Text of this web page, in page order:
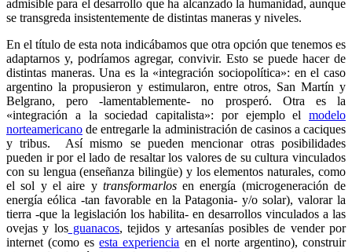
admisible para el desarrollo que ha alcanzado la humanidad, aunque
se transgreda insistentemente de distintas maneras y niveles.
En el título de esta nota indicábamos que otra opción que tenemos es
adaptarnos y, podríamos agregar, convivir. Esto se puede hacer de
distintas maneras. Una es la «integración sociopolítica»: en el caso
argentino la propusieron y estimularon, entre otros, San Martín y
Belgrano, pero -lamentablemente- no prosperó. Otra es la
«integración a la sociedad capitalista»: por ejemplo el modelo
norteamericano de entregarle la administración de casinos a caciques
y tribus. Así mismo se pueden mencionar otras posibilidades
pueden ir por el lado de resaltar los valores de su cultura vinculados
con su lengua (enseñanza bilingüe) y los elementos naturales, como
el sol y el aire y transformarlosen energía (microgeneración de
energía eólica -tan favorable en la Patagonia- y/o solar), valorar la
tierra -que la legislación los habilita- en desarrollos vinculados a las
ovejas y losguanacos, tejidos y artesanías posibles de vender por
internet (como esesta experiencia en el norte argentino), construir